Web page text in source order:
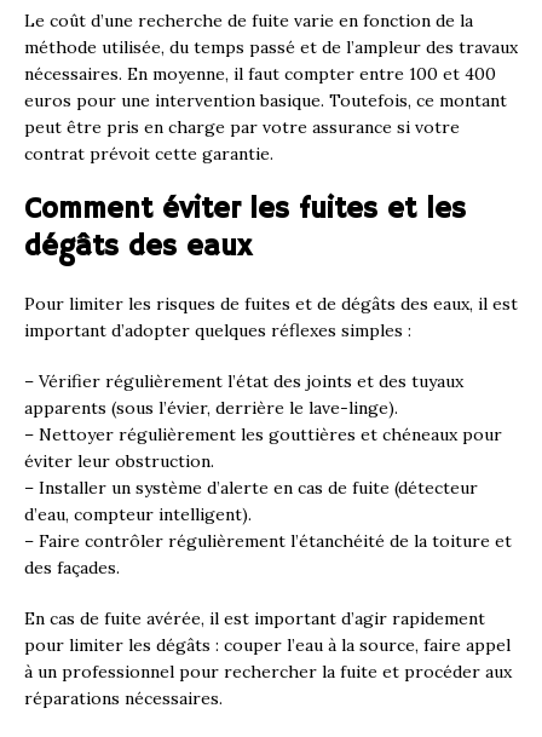
Le coût d’une recherche de fuite varie en fonction de la
méthode utilisée, du temps passé et de l’ampleur des travaux
nécessaires. En moyenne, il faut compter entre 100 et 400
euros pour une intervention basique. Toutefois, ce montant
peut être pris en charge par votre assurance si votre
contrat prévoit cette garantie.
Comment éviter les fuites et les
dégâts des eaux
Pour limiter les risques de fuites et de dégâts des eaux, il est
important d’adopter quelques réflexes simples :
– Vérifier régulièrement l’état des joints et des tuyaux
apparents (sous l’évier, derrière le lave-linge).
– Nettoyer régulièrement les gouttières et chéneaux pour
éviter leur obstruction.
– Installer un système d’alerte en cas de fuite (détecteur
d’eau, compteur intelligent).
– Faire contrôler régulièrement l’étanchéité de la toiture et
des façades.
En cas de fuite avérée, il est important d’agir rapidement
pour limiter les dégâts : couper l’eau à la source, faire appel
à un professionnel pour rechercher la fuite et procéder aux
réparations nécessaires.